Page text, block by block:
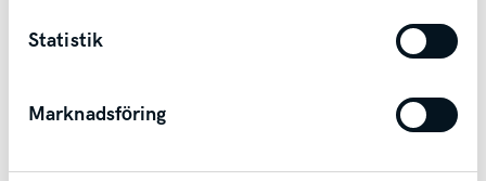
Statistik
Marknadsföring